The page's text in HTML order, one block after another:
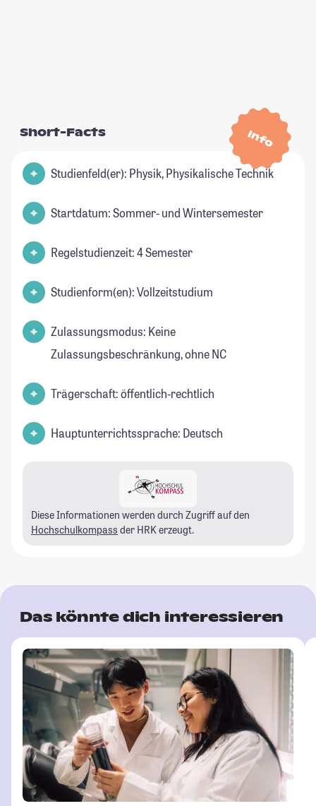
Info
Short-Facts
Studienfeld(er): Physik, Physikalische Technik
Startdatum: Sommer- und Wintersemester
Regelstudienzeit: 4 Semester
Studienform(en): Vollzeitstudium
Zulassungsmodus: Keine
Zulassungsbeschränkung, ohne NC
Trägerschaft: öffentlich-rechtlich
Hauptunterrichtssprache: Deutsch
Diese Informationen werden durch Zugriff auf den
Hochschulkompass der HRK erzeugt.
Das könnte dich interessieren